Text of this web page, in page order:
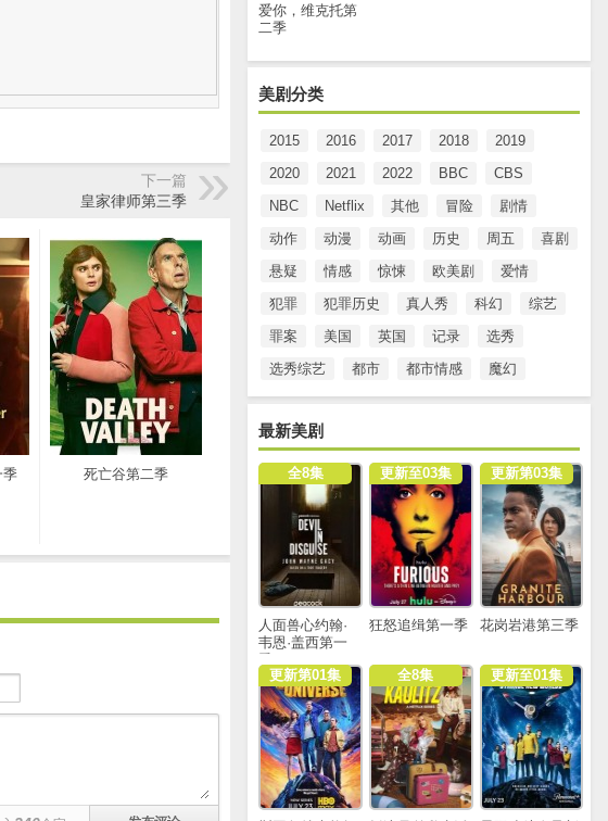
爱你，维克托第
二季
美剧分类
2015 2016 2017 2018
2019
2020
2021 2022 BBC
CBS
NBC
Netflix 其他 冒险
剧情
动作
动漫 动画 历史 周五
喜剧
悬疑
情感 惊悚 欧美剧
爱情
犯罪
犯罪历史 真人秀 科幻
综艺
罪案
美国 英国 记录
选秀
选秀综艺
都市 都市情感 魔幻
最新美剧
全8集
人面兽心约翰·
韦恩·盖西第一
季
更新至03集
狂怒追缉第一季
更新第03集
花岗岩港第三季
更新第01集 全8集 更新至01集
下一篇
皇家律师第三季
季 死亡谷第二季